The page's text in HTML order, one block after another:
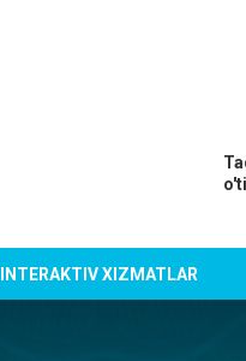
INTERAKTIV XIZMATLAR